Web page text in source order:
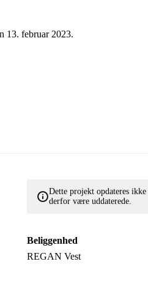
13. februar 2023.
Dette projekt opdateres
derfor være uddaterede.
Beliggenhed
REGAN Vest